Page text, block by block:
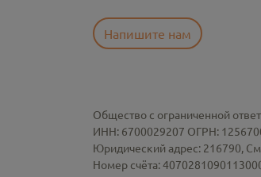
Напишите нам
Общество с ограниченной
ИНН: 6700029207 ОГРН:
Юридический адрес: 216790,
Номер счёта: